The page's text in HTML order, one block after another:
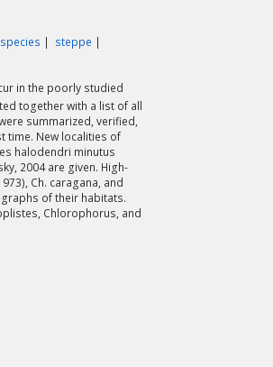
steppe
in the poorly studied
together with a list of all
summarized, verified,
time. New localities of
halodendri minutus
2004 are given. High-
Ch. caragana, and
of their habitats.
Chlorophorus, and